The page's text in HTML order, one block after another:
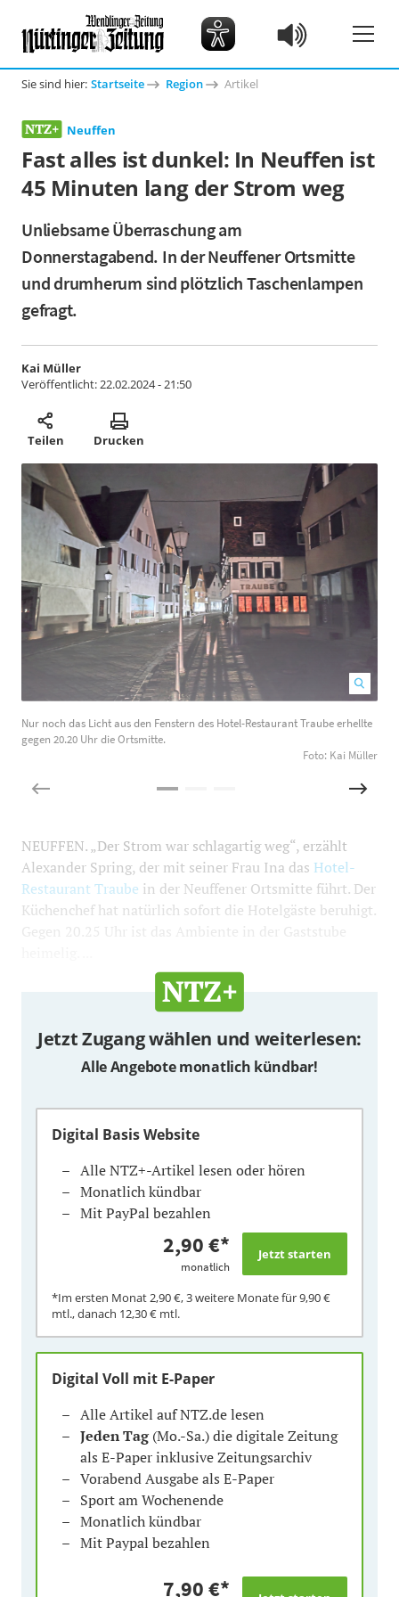
Sie sind hier: Startseite Region Artikel
Neuffen
Fast alles ist dunkel: In Neuffen ist
45 Minuten lang der Strom weg
Unliebsame Überraschung am
Donnerstagabend. In der Neuffener Ortsmitte
und drumherum sind plötzlich Taschenlampen
gefragt.
Kai Müller
Veröffentlicht:22.02.2024 - 21:50
Teilen Drucken
Nur noch das Licht aus den Fenstern des Hotel-Restaurant Traube erhellte
gegen 20.20 Uhr die Ortsmitte.
Foto: Kai Müller
NEUFFEN. „Der Strom war schlagartig weg“, erzählt
Alexander Spring, der mit seiner Frau Ina das Hotel-
Restaurant Traube in der Neuffener Ortsmitte führt. Der
Küchenchef hat natürlich sofort die Hotelgäste beruhigt.
Gegen 20.25 Uhr ist das Ambiente in der Gaststube
Jetzt Zugang wählen und weiterlesen:
Alle Angebote monatlich kündbar!
Digital Basis Website
Alle NTZ+-Artikel lesen oder hören
Monatlich kündbar
Mit PayPal bezahlen
2,90 €*
monatlich
*Im ersten Monat2,90 €, 3 weitere Monate für9,90 €
mtl., danach 12,30 € mtl.
Digital Voll mit E-Paper
Alle Artikel auf NTZ.de lesen
Jeden Tag(Mo.-Sa.) die digitale Zeitung
als E-Paper inklusive Zeitungsarchiv
Vorabend Ausgabe als E-Paper
Sport am Wochenende
Monatlich kündbar
Mit Paypal bezahlen
7,90 €*